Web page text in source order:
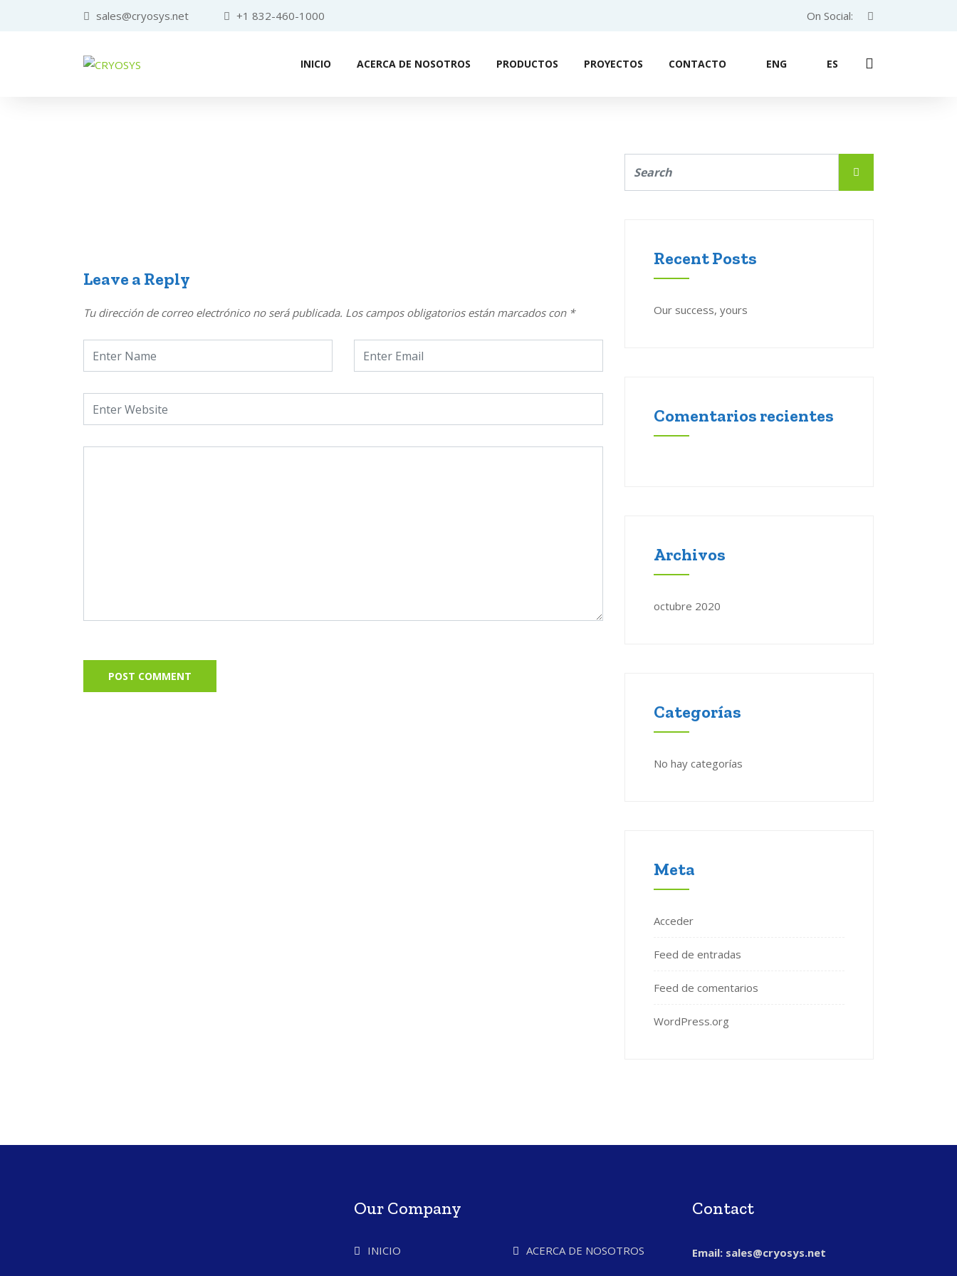
sales@cryosys.net +1 832-460-1000 On Social:
INICIO ACERCA DE NOSOTROS PRODUCTOS PROYECTOS CONTACTO ENG ES
Leave a Reply
Tu dirección de correo electrónico no será publicada. Los campos obligatorios están marcados con *
Recent Posts
Our success, yours
Comentarios recientes
Archivos
octubre 2020
Categorías
No hay categorías
Meta
Acceder
Feed de entradas
Feed de comentarios
WordPress.org
Our Company
INICIO ACERCA DE NOSOTROS
Contact
Email: sales@cryosys.net